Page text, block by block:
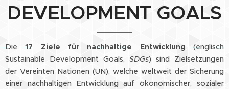
DEVELOPMENT GOALS
Die17 Ziele für nachhaltige Entwicklung (englisch
Sustainable Development Goals, SDGs) sind Zielsetzungen
der Vereinten Nationen (UN), welche weltweit der Sicherung
einer nachhaltigen Entwicklung auf ökonomischer, sozialer